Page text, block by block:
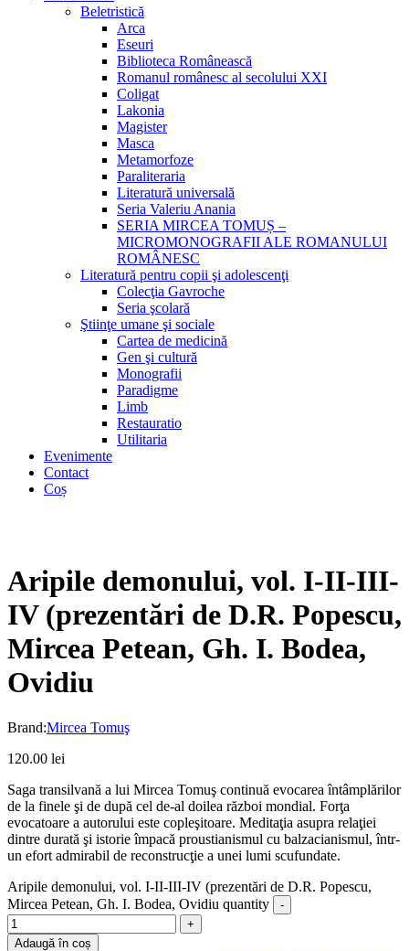
Beletristică
Arca
Eseuri
Biblioteca Românească
Romanul românesc al secolului XXI
Coligat
Lakonia
Magister
Masca
Metamorfoze
Paraliteraria
Literatură universală
Seria Valeriu Anania
SERIA MIRCEA TOMUȘ –
MICROMONOGRAFII ALE ROMANULUI
ROMÂNESC
Literatură pentru copii şi adolescenţi
Colecţia Gavroche
Seria şcolară
Ştiinţe umane şi sociale
Cartea de medicină
Gen şi cultură
Monografii
Paradigme
Limb
Restauratio
Utilitaria
Evenimente
Contact
Coș
Aripile demonului, vol. I-II-III-
IV (prezentări de D.R. Popescu,
Mircea Petean, Gh. I. Bodea,
Ovidiu
Brand:Mircea Tomuş
120.00 lei
Saga transilvană a lui Mircea Tomuş continuă evocarea întâmplărilor
de la finele şi de după cel de-al doilea război mondial. Forţa
evocatoare a autorului este copleşitoare. Meditaţia asupra relaţiei
dintre durată şi istorie împacă proustianismul cu balzacianismul, într-
un efort admirabil de reconstrucţie a unei lumi scufundate.
Aripile demonului, vol. I-II-III-IV (prezentări de D.R. Popescu,
Mircea Petean, Gh. I. Bodea, Ovidiu quantity
Adaugă în coș